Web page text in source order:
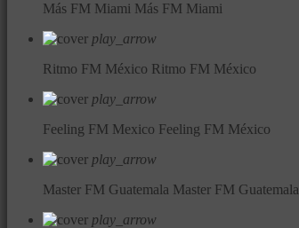
Más FM Miami Más FM Miami
play_arrow
Ritmo FM México Ritmo FM México
play_arrow
Feeling FM Mexico Feeling FM México
play_arrow
Master FM Guatemala Master FM Guatemala
play_arrow